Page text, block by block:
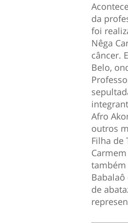
da
foi
Nêga
câncer.
Belo,
Afro
outros
Filha de
também
Babalaô
de